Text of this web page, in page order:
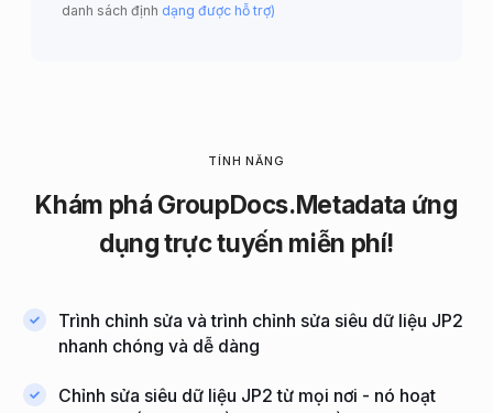
danh sách định dạng được hỗ trợ)
TÍNH NĂNG
Khám phá GroupDocs.Metadata ứng
dụngtrực tuyến miễn phí!
Trình chỉnh sửa và trình chỉnh sửa siêu dữ liệu JP2
nhanh chóng và dễ dàng
Chỉnh sửa siêu dữ liệu JP2 từ mọi nơi - nó hoạt